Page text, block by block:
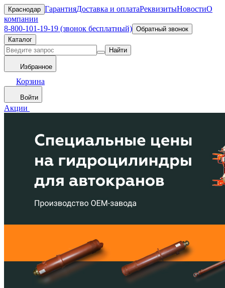
Краснодар ГарантияДоставка и оплатаРеквизитыНовостиО
компании
8-800-101-19-19 (звонок бесплатный) Обратный звонок
Каталог
Найти
Избранное
Корзина
Войти
Акции